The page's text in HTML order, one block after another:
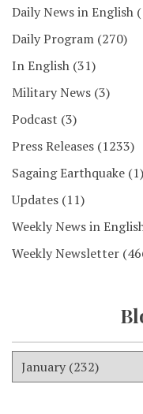
Daily News in English
Daily Program (270)
In English (31)
Military News (3)
Podcast (3)
Press Releases (1233)
Sagaing Earthquake (1)
Updates (11)
Weekly News in
Weekly Newsletter